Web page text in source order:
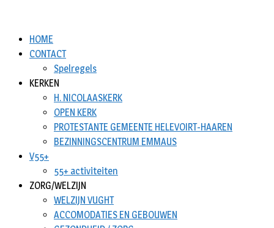
HOME
CONTACT
Spelregels
KERKEN
H. NICOLAASKERK
OPEN KERK
PROTESTANTE GEMEENTE HELEVOIRT-HAAREN
BEZINNINGSCENTRUM EMMAUS
V55+
55+ activiteiten
ZORG/WELZIJN
WELZIJN VUGHT
ACCOMODATIES EN GEBOUWEN